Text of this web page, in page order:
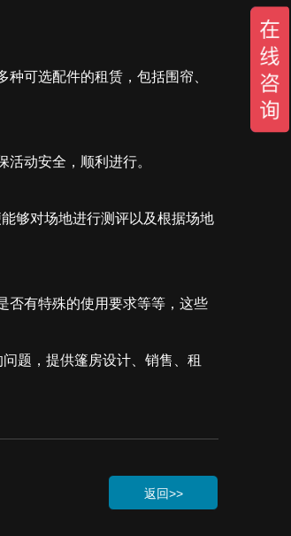
可选配件的租赁，包括围帘、
动安全，顺利进行。
够对场地进行测评以及根据场地
否有特殊的使用要求等等，这些
题，提供篷房设计、销售、租
返回>>